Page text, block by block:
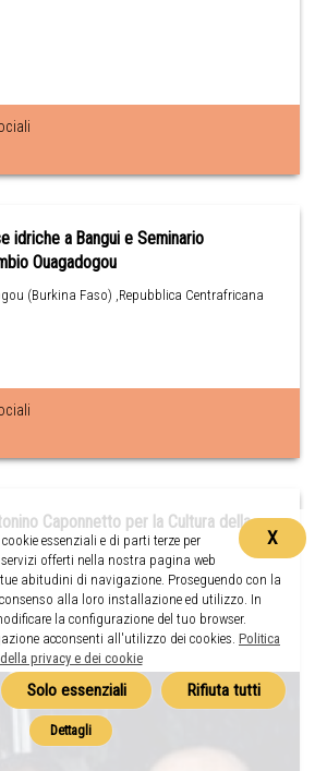
idriche a Bangui e Seminario
Ouagadogou
(Burkina Faso) ,Repubblica Centrafricana
Caponnetto per la Cultura della
X
essenziali e di parti terze per
offerti nella nostra pagina web
abitudini di navigazione. Proseguendo con la
alla loro installazione ed utilizzo. In
la configurazione del tuo browser.
acconsenti all'utilizzo dei cookies. Politica
della privacy e dei cookie